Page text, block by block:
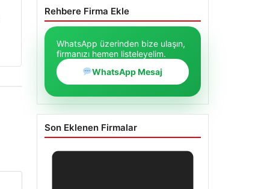
Rehbere Firma Ekle
WhatsApp üzerinden bize ulaşın,
firmanızı hemen listeleyelim.
WhatsApp Mesaj
Son Eklenen Firmalar